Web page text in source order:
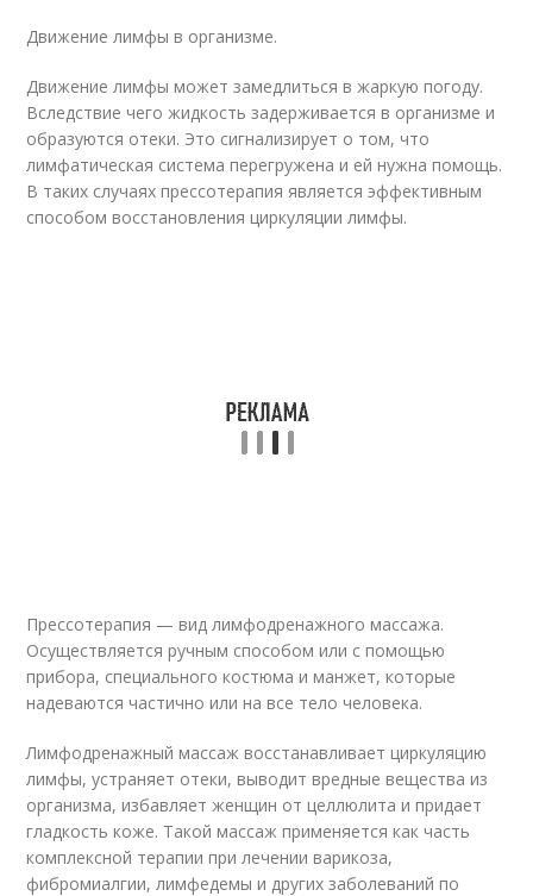
Движение лимфы в организме.
Движение лимфы может замедлиться в жаркую погоду.
Вследствие чего жидкость задерживается в организме и
образуются отеки. Это сигнализирует о том, что
лимфатическая система перегружена и ей нужна помощь.
В таких случаях прессотерапия является эффективным
способом восстановления циркуляции лимфы.
Прессотерапия — вид лимфодренажного массажа.
Осуществляется ручным способом или с помощью
прибора, специального костюма и манжет, которые
надеваются частично или на все тело человека.
Лимфодренажный массаж восстанавливает циркуляцию
лимфы, устраняет отеки, выводит вредные вещества из
организма, избавляет женщин от целлюлита и придает
гладкость коже. Такой массаж применяется как часть
комплексной терапии при лечении варикоза,
фибромиалгии, лимфедемы и других заболеваний по